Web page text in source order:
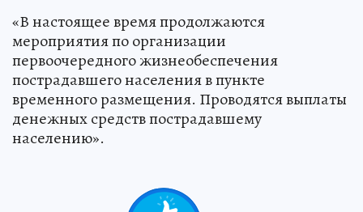
«В настоящее время продолжаются
мероприятия по организации
первоочередного жизнеобеспечения
пострадавшего населения в пункте
временного размещения. Проводятся выплаты
денежных средств пострадавшему
населению».